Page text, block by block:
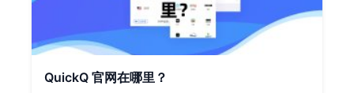
QuickQ 官网在哪里？